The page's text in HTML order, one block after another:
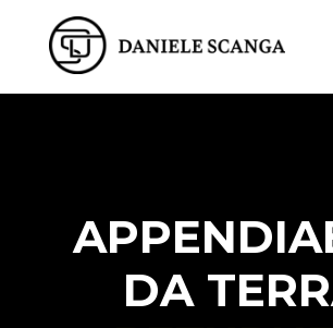
DA